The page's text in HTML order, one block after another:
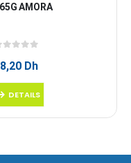
AMORA
Dh
DETAILS